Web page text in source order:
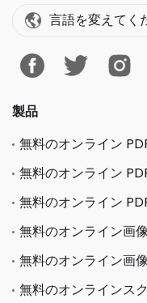
言語を変えてく
製品
無料のオンライン
無料のオンライン
無料のオンライン
無料のオンライン画
無料のオンライン画
無料のオンラインス